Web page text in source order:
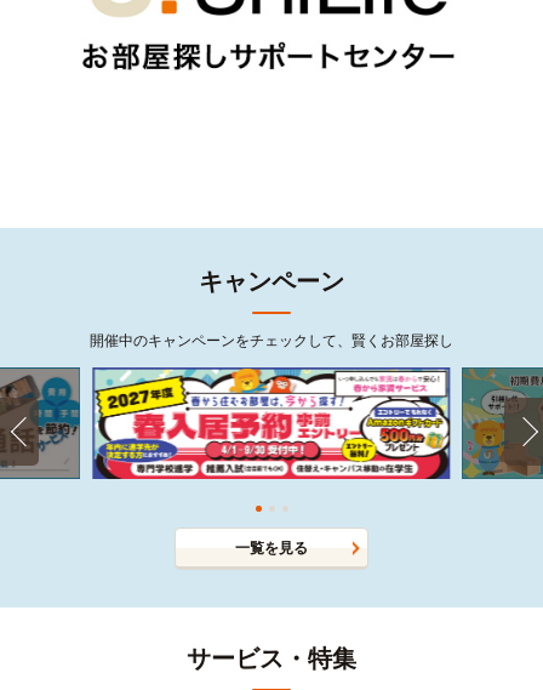
キャンペーン
開催中のキャンペーンをチェックして、賢くお部屋探し
一覧を見る
サービス・特集